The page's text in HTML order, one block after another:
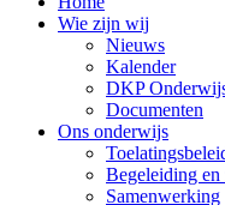
Wie zijn wij
Nieuws
Kalender
DKP
Documenten
Ons onderwijs
Begeleiding en
Samenwerking